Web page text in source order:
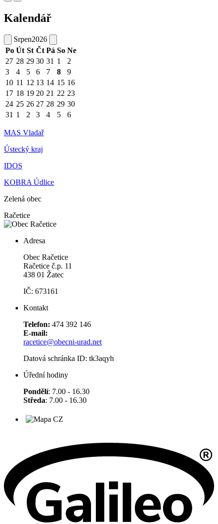
Kalendář
Srpen2026
Po Út St Čt Pá So Ne
27 28 29 30 31 1
2
3
4 5 6 7 8
9
10 11 12 13 14 15 16
17 18 19 20 21 22 23
24 25 26 27 28 29 30
31 1 2 3 4 5 6
MAS Vladař
Ústecký kraj
IDOS
KOBRA Údlice
Zelená obec
Račetice
Adresa
Obec Račetice
Račetice č.p. 11
438 01 Žatec
IČ: 673161
Kontakt
Telefon: 474 392 146
E-mail:
racetice@obecni-urad.net
Datová schránka ID: tk3aqyh
Úřední hodiny
Pondělí: 7.00 - 16.30
Středa: 7.00 - 16.30